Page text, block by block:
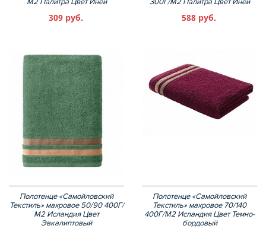
М2 Палитра Цвет Иней
309 руб.
300Г/М2 Палитра Цвет Иней
588 руб.
Полотенце «Самойловский
Текстиль» махровое 50/90 400Г/
М2 Исландия Цвет
Эвкалиптовый
Полотенце «Самойловский
Текстиль» махровое 70/140
400Г/М2 Исландия Цвет Темно-
бордовый